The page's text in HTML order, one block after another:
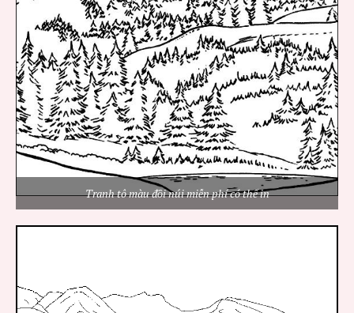
Tranh tô màu đồi núi miễn phí có thể in